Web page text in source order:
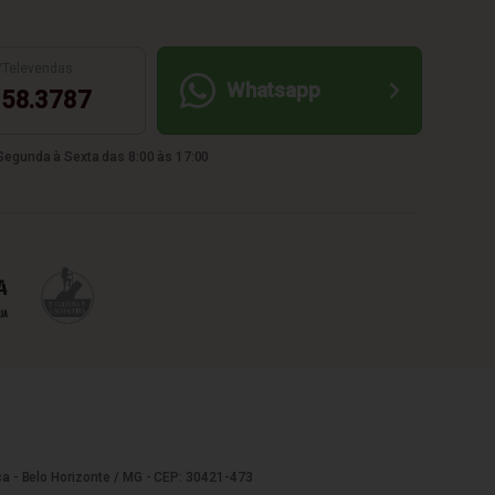
Whatsapp
à Sexta das 8:00 às 17:00
- Belo Horizonte / MG - CEP: 30421-473